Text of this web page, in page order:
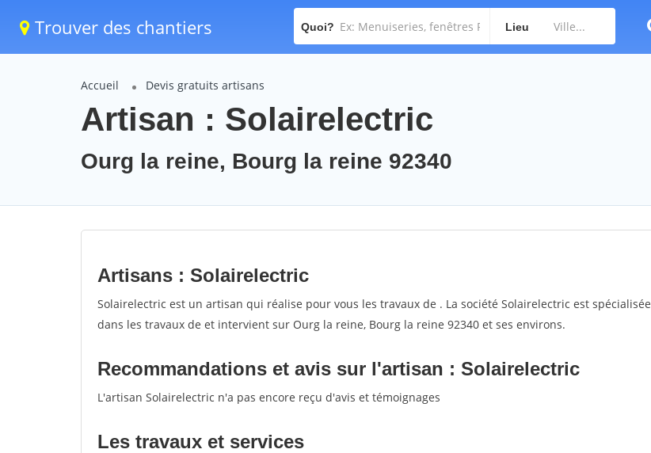
Trouver des chantiers Quoi? Lieu
Accueil Devis gratuits artisans
Artisan : Solairelectric
Ourg la reine, Bourg la reine 92340
Artisans : Solairelectric
Solairelectric est un artisan qui réalise pour vous les travaux de . La société Solairelectric est spécialisée
dans les travaux de et intervient sur Ourg la reine, Bourg la reine 92340 et ses environs.
Recommandations et avis sur l'artisan : Solairelectric
L'artisan Solairelectric n'a pas encore reçu d'avis et témoignages
Les travaux et services